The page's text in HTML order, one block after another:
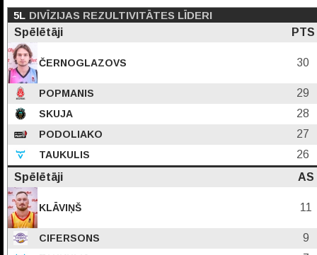
5L DIVĪZIJAS REZULTIVITĀTES LĪDERI
Spēlētāji
PTS
ČERNOGLAZOVS 30
POPMANIS 29
SKUJA 28
PODOLIAKO 27
TAUKULIS
26
Spēlētāji
AS
KLĀVIŅŠ 11
CIFERSONS 9